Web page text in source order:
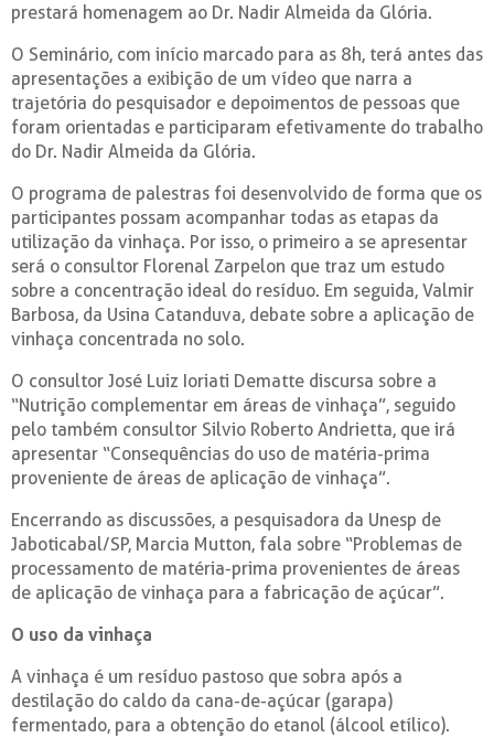
prestará homenagem ao Dr. Nadir Almeida da Glória.
O Seminário, com início marcado para as 8h, terá antes das
apresentações a exibição de um vídeo que narra a
trajetória do pesquisador e depoimentos de pessoas que
foram orientadas e participaram efetivamente do trabalho
do Dr. Nadir Almeida da Glória.
O programa de palestras foi desenvolvido de forma que os
participantes possam acompanhar todas as etapas da
utilização da vinhaça. Por isso, o primeiro a se apresentar
será o consultor Florenal Zarpelon que traz um estudo
sobre a concentração ideal do resíduo. Em seguida, Valmir
Barbosa, da Usina Catanduva, debate sobre a aplicação de
vinhaça concentrada no solo.
O consultor José Luiz Ioriati Dematte discursa sobre a
“Nutrição complementar em áreas de vinhaça”, seguido
pelo também consultor Silvio Roberto Andrietta, que irá
apresentar “Consequências do uso de matéria-prima
proveniente de áreas de aplicação de vinhaça”.
Encerrando as discussões, a pesquisadora da Unesp de
Jaboticabal/SP, Marcia Mutton, fala sobre “Problemas de
processamento de matéria-prima provenientes de áreas
de aplicação de vinhaça para a fabricação de açúcar”.
O uso da vinhaça
A vinhaça é um resíduo pastoso que sobra após a
destilação do caldo da cana-de-açúcar (garapa)
fermentado, para a obtenção do etanol (álcool etílico).